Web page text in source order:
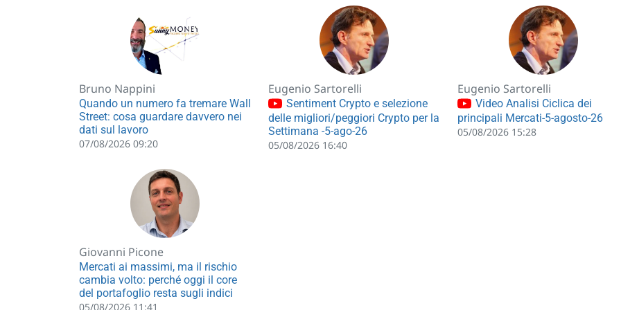
Bruno Nappini
Quando un numero fa tremare Wall
Street: cosa guardare davvero nei
dati sul lavoro
07/08/2026 09:20
Eugenio Sartorelli
Sentiment Crypto e selezione
delle migliori/peggiori Crypto per la
Settimana -5-ago-26
05/08/2026 16:40
Eugenio Sartorelli
Video Analisi Ciclica dei
principali Mercati-5-agosto-26
05/08/2026 15:28
Giovanni Picone
Mercati ai massimi, ma il rischio
cambia volto: perché oggi il core
del portafoglio resta sugli indici
05/08/2026 11:41